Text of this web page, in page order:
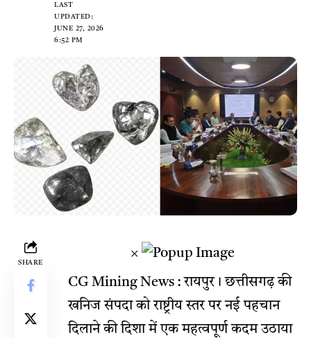
LAST
UPDATED:
JUNE 27, 2026
6:52 PM
SHARE
×
CG Mining News : रायपुर। छत्तीसगढ़ की
खनिज संपदा को राष्ट्रीय स्तर पर नई पहचान
दिलाने की दिशा में एक महत्वपूर्ण कदम उठाया